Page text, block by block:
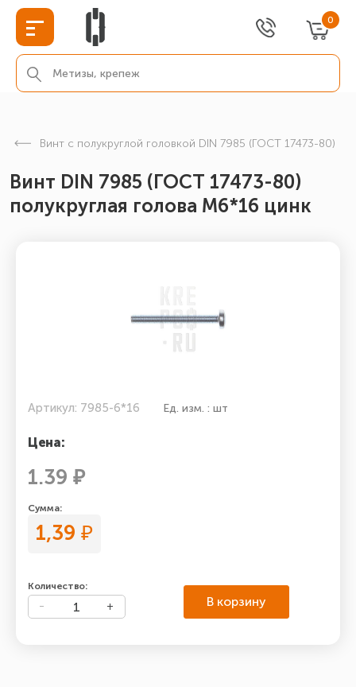
0
Винт с полукруглой головкой DIN 7985 (ГОСТ 17473-80)
Винт DIN 7985 (ГОСТ 17473-80)
полукруглая голова М6*16 цинк
Артикул: 7985-6*16 Ед. изм. : шт
Цена:
1.39 ₽
Сумма:
1,39 ₽
Количество:
В корзину